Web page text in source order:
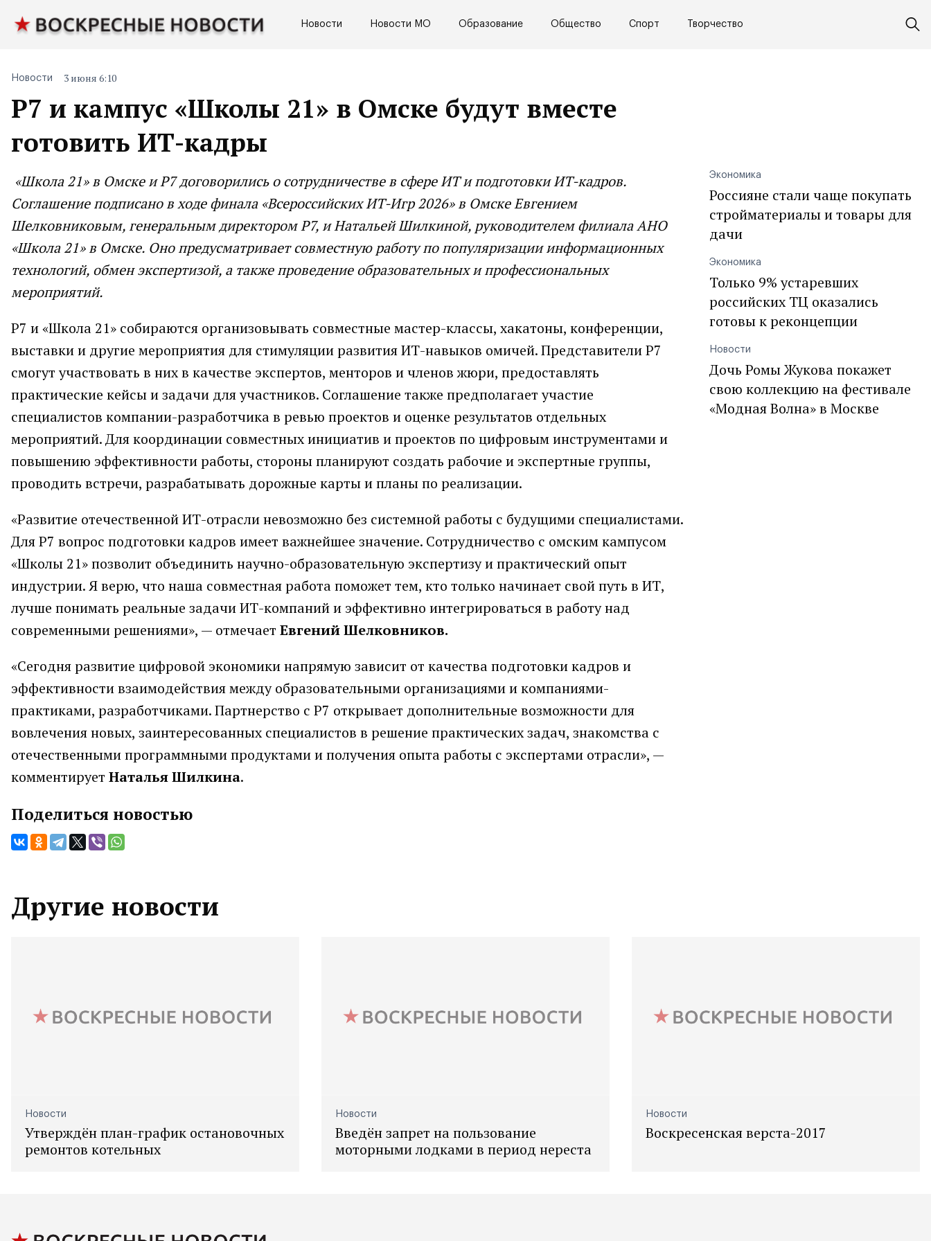
Новости Новости МО Образование Общество Спорт Творчество
Р7 и кампус «Школы 21» в Омске будут вместе
готовить ИТ-кадры
Новости 3 июня 6:10
«Школа 21» в Омске и Р7 договорились о сотрудничестве в сфере ИТ и подготовки ИТ-кадров.
Соглашение подписано в ходе финала «Всероссийских ИТ-Игр 2026» в Омске Евгением
Шелковниковым, генеральным директором Р7, и Натальей Шилкиной, руководителем филиала АНО
«Школа 21» в Омске. Оно предусматривает совместную работу по популяризации информационных
технологий, обмен экспертизой, а также проведение образовательных и профессиональных
мероприятий.
Р7 и «Школа 21» собираются организовывать совместные мастер-классы, хакатоны, конференции,
выставки и другие мероприятия для стимуляции развития ИТ-навыков омичей. Представители Р7
смогут участвовать в них в качестве экспертов, менторов и членов жюри, предоставлять
практические кейсы и задачи для участников. Соглашение также предполагает участие
специалистов компании-разработчика в ревью проектов и оценке результатов отдельных
мероприятий. Для координации совместных инициатив и проектов по цифровым инструментами и
повышению эффективности работы, стороны планируют создать рабочие и экспертные группы,
проводить встречи, разрабатывать дорожные карты и планы по реализации.
«Развитие отечественной ИТ-отрасли невозможно без системной работы с будущими специалистами.
Для Р7 вопрос подготовки кадров имеет важнейшее значение. Сотрудничество с омским кампусом
«Школы 21» позволит объединить научно-образовательную экспертизу и практический опыт
индустрии. Я верю, что наша совместная работа поможет тем, кто только начинает свой путь в ИТ,
лучше понимать реальные задачи ИТ-компаний и эффективно интегрироваться в работу над
современными решениями», — отмечает Евгений Шелковников.
«Сегодня развитие цифровой экономики напрямую зависит от качества подготовки кадров и
эффективности взаимодействия между образовательными организациями и компаниями-
практиками, разработчиками. Партнерство с Р7 открывает дополнительные возможности для
вовлечения новых, заинтересованных специалистов в решение практических задач, знакомства с
отечественными программными продуктами и получения опыта работы с экспертами отрасли», —
комментирует Наталья Шилкина.
Поделиться новостью
Экономика
Россияне стали чаще покупать
стройматериалы и товары для
дачи
Экономика
Только 9% устаревших
российских ТЦ оказались
готовы к реконцепции
Новости
Дочь Ромы Жукова покажет
свою коллекцию на фестивале
«Модная Волна» в Москве
Другие новости
Новости
Утверждён план-график остановочных
ремонтов котельных
Новости
Введён запрет на пользование
моторными лодками в период нереста
Новости
Воскресенская верста-2017